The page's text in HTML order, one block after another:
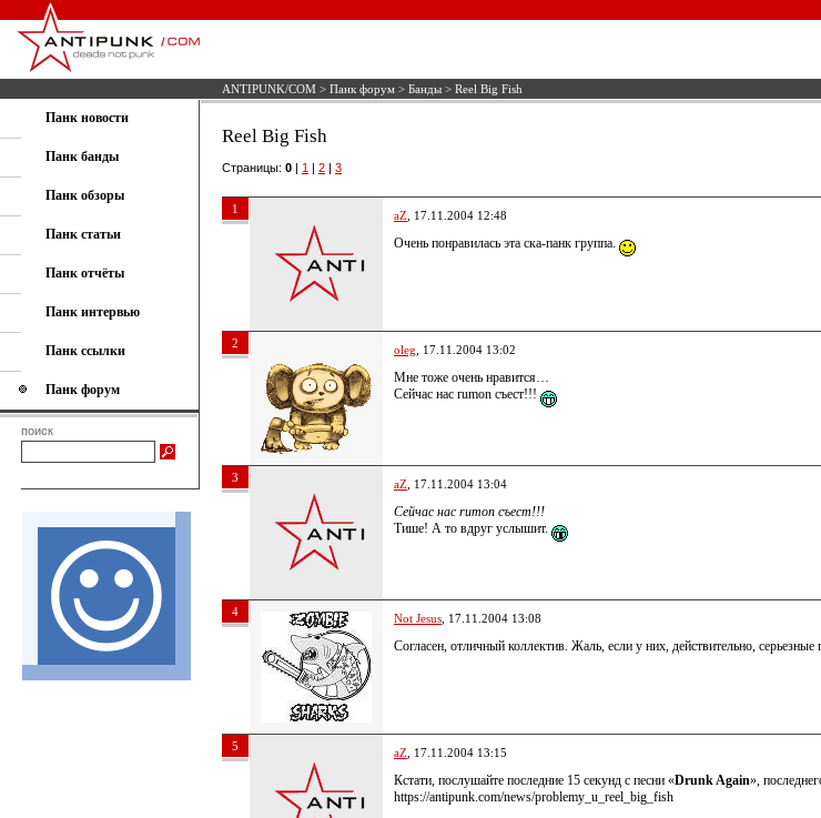
ANTIPUNK/COM > Панк форум > Банды > Reel Big Fish
Панк новости
Панк банды
Панк обзоры
Панк статьи
Панк отчёты
Панк интервью
Панк ссылки
Панк форум
поиск
Reel Big Fish
Страницы: 0 | 1 | 2 | 3
1 aZ , 17.11.2004 12:48
Очень понравилась эта ска-панк группа.
2 oleg , 17.11.2004 13:02
Мне тоже очень нравится…
Сейчас нас rumon съест!!!
3 aZ , 17.11.2004 13:04
Сейчас нас rumon съест!!!
Тише! А то вдруг услышит.
4 Not Jesus , 17.11.2004 13:08
Согласен, отличный коллектив. Жаль, если у них, действительно,
5 aZ , 17.11.2004 13:15
Кстати, послушайте последние 15 секунд с песни «Drunk Again»,
https://antipunk.com/news/problemy_u_reel_big_fish